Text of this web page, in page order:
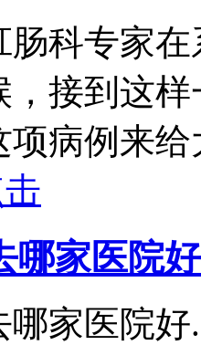
肠科专家
，接到这
项病例来
哪家医院好
家医院好